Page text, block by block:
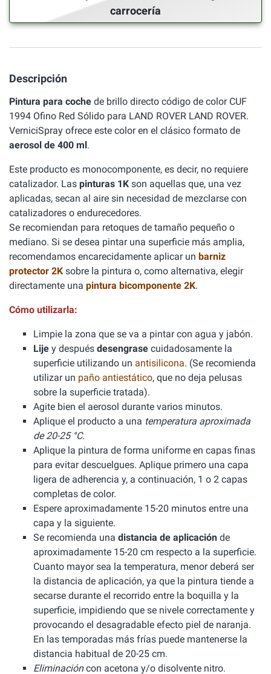
carrocería
Descripción
Pintura para coche de brillo directo código de color CUF
1994 Ofino Red Sólido para LAND ROVER LAND ROVER.
VerniciSpray ofrece este color en el clásico formato de
aerosol de 400 ml.
Este producto es monocomponente, es decir, no requiere
catalizador. Las pinturas 1K son aquellas que, una vez
aplicadas, secan al aire sin necesidad de mezclarse con
catalizadores o endurecedores.
Se recomiendan para retoques de tamaño pequeño o
mediano. Si se desea pintar una superficie más amplia,
recomendamos encarecidamente aplicar un barniz
protector 2K sobre la pintura o, como alternativa, elegir
directamente una pintura bicomponente 2K.
Cómo utilizarla:
Limpie la zona que se va a pintar con agua y jabón.
Lije y después desengrase cuidadosamente la
superficie utilizando un antisilicona. (Se recomienda
utilizar un paño antiestático, que no deja pelusas
sobre la superficie tratada).
Agite bien el aerosol durante varios minutos.
Aplique el producto a una temperatura aproximada
de 20-25 °C.
Aplique la pintura de forma uniforme en capas finas
para evitar descuelgues. Aplique primero una capa
ligera de adherencia y, a continuación, 1 o 2 capas
completas de color.
Espere aproximadamente 15-20 minutos entre una
capa y la siguiente.
Se recomienda una distancia de aplicación de
aproximadamente 15-20 cm respecto a la superficie.
Cuanto mayor sea la temperatura, menor deberá ser
la distancia de aplicación, ya que la pintura tiende a
secarse durante el recorrido entre la boquilla y la
superficie, impidiendo que se nivele correctamente y
provocando el desagradable efecto piel de naranja.
En las temporadas más frías puede mantenerse la
distancia habitual de 20-25 cm.
Eliminacióncon acetona y/o disolvente nitro.